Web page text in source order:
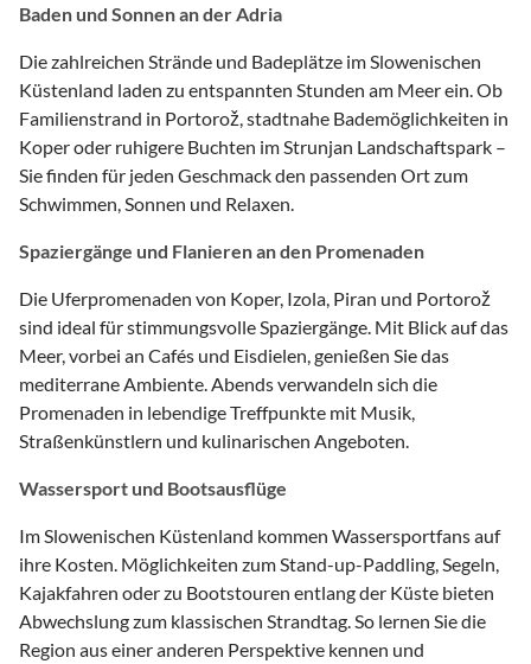
Baden und Sonnen an der Adria
Die zahlreichen Strände und Badeplätze im Slowenischen
Küstenland laden zu entspannten Stunden am Meer ein. Ob
Familienstrand in Portorož, stadtnahe Bademöglichkeiten in
Koper oder ruhigere Buchten im Strunjan Landschaftspark –
Sie finden für jeden Geschmack den passenden Ort zum
Schwimmen, Sonnen und Relaxen.
Spaziergänge und Flanieren an den Promenaden
Die Uferpromenaden von Koper, Izola, Piran und Portorož
sind ideal für stimmungsvolle Spaziergänge. Mit Blick auf das
Meer, vorbei an Cafés und Eisdielen, genießen Sie das
mediterrane Ambiente. Abends verwandeln sich die
Promenaden in lebendige Treffpunkte mit Musik,
Straßenkünstlern und kulinarischen Angeboten.
Wassersport und Bootsausflüge
Im Slowenischen Küstenland kommen Wassersportfans auf
ihre Kosten. Möglichkeiten zum Stand-up-Paddling, Segeln,
Kajakfahren oder zu Bootstouren entlang der Küste bieten
Abwechslung zum klassischen Strandtag. So lernen Sie die
Region aus einer anderen Perspektive kennen und